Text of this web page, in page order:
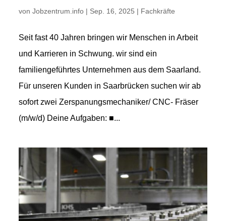
vonJobzentrum.info | Sep. 16, 2025 | Fachkräfte
Seit fast 40 Jahren bringen wir Menschen in Arbeit
und Karrieren in Schwung. wir sind ein
familiengeführtes Unternehmen aus dem Saarland.
Für unseren Kunden in Saarbrücken suchen wir ab
sofort zwei Zerspanungsmechaniker/ CNC- Fräser
(m/w/d) Deine Aufgaben: ■...